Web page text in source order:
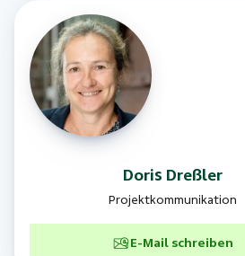
Doris Dreßler
Projektkommunikation
E-Mail schreiben